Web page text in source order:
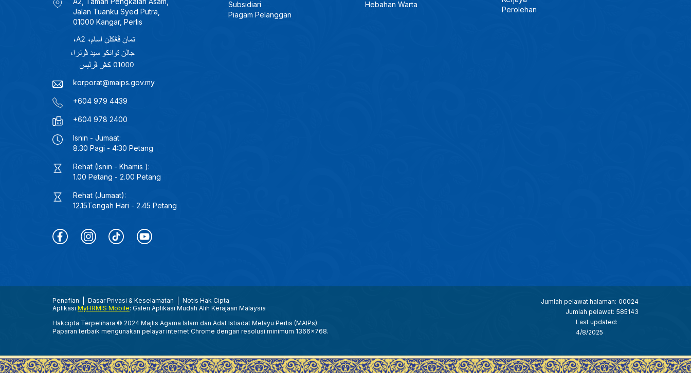
Jalan Tuanku Syed Putra,
01000 Kangar, Perlis
korporat@maips.gov.my
+604 979 4439
+604 978 2400
Isnin - Jumaat:
8.30 Pagi - 4:30 Petang
Rehat (Isnin - Khamis ):
1.00 Petang - 2.00 Petang
Rehat (Jumaat):
12.15Tengah Hari - 2.45 Petang
Subsidiari
Piagam Pelanggan
Hebahan Warta
Perolehan
Penafian Dasar Privasi & Keselamatan
Notis Hak Cipta
Aplikasi MyHRMIS Mobile: Galeri Aplikasi Mudah Alih Kerajaan Malaysia
Hakcipta Terpelihara © 2024 Majlis Agama Islam dan Adat Istiadat Melayu Perlis (MAIPs).
Paparan terbaik mengunakan pelayar internet Chrome dengan resolusi minimum 1366x768.
Jumlah pelawat halaman: 00024
Jumlah pelawat: 585143
Last updated:
4/8/2025